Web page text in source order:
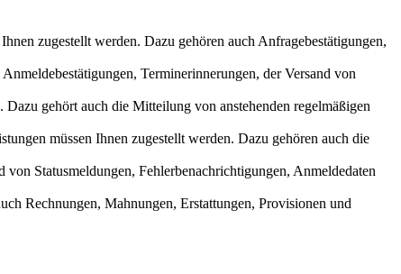
zugestellt werden. Dazu gehören auch Anfragebestätigungen,
Terminerinnerungen, der Versand von
gehört auch die Mitteilung von anstehenden regelmäßigen
müssen Ihnen zugestellt werden. Dazu gehören auch die
Statusmeldungen, Fehlerbenachrichtigungen, Anmeldedaten
Rechnungen, Mahnungen, Erstattungen, Provisionen und